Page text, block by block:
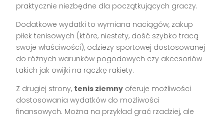
praktycznie niezbędne dla początkujących graczy.
Dodatkowe wydatki to wymiana naciągów, zakup
piłek tenisowych (które, niestety, dość szybko tracą
swoje właściwości), odzieży sportowej dostosowanej
do różnych warunków pogodowych czy akcesoriów
takich jak owijki na rączkę rakiety.
Z drugiej strony, tenis ziemny oferuje możliwości
dostosowania wydatków do możliwości
finansowych. Można na przykład grać rzadziej, ale